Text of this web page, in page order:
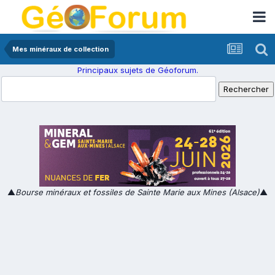
Mes minéraux de collection
Principaux sujets de Géoforum.
▲Bourse minéraux et fossiles de Sainte Marie aux Mines (Alsace)▲